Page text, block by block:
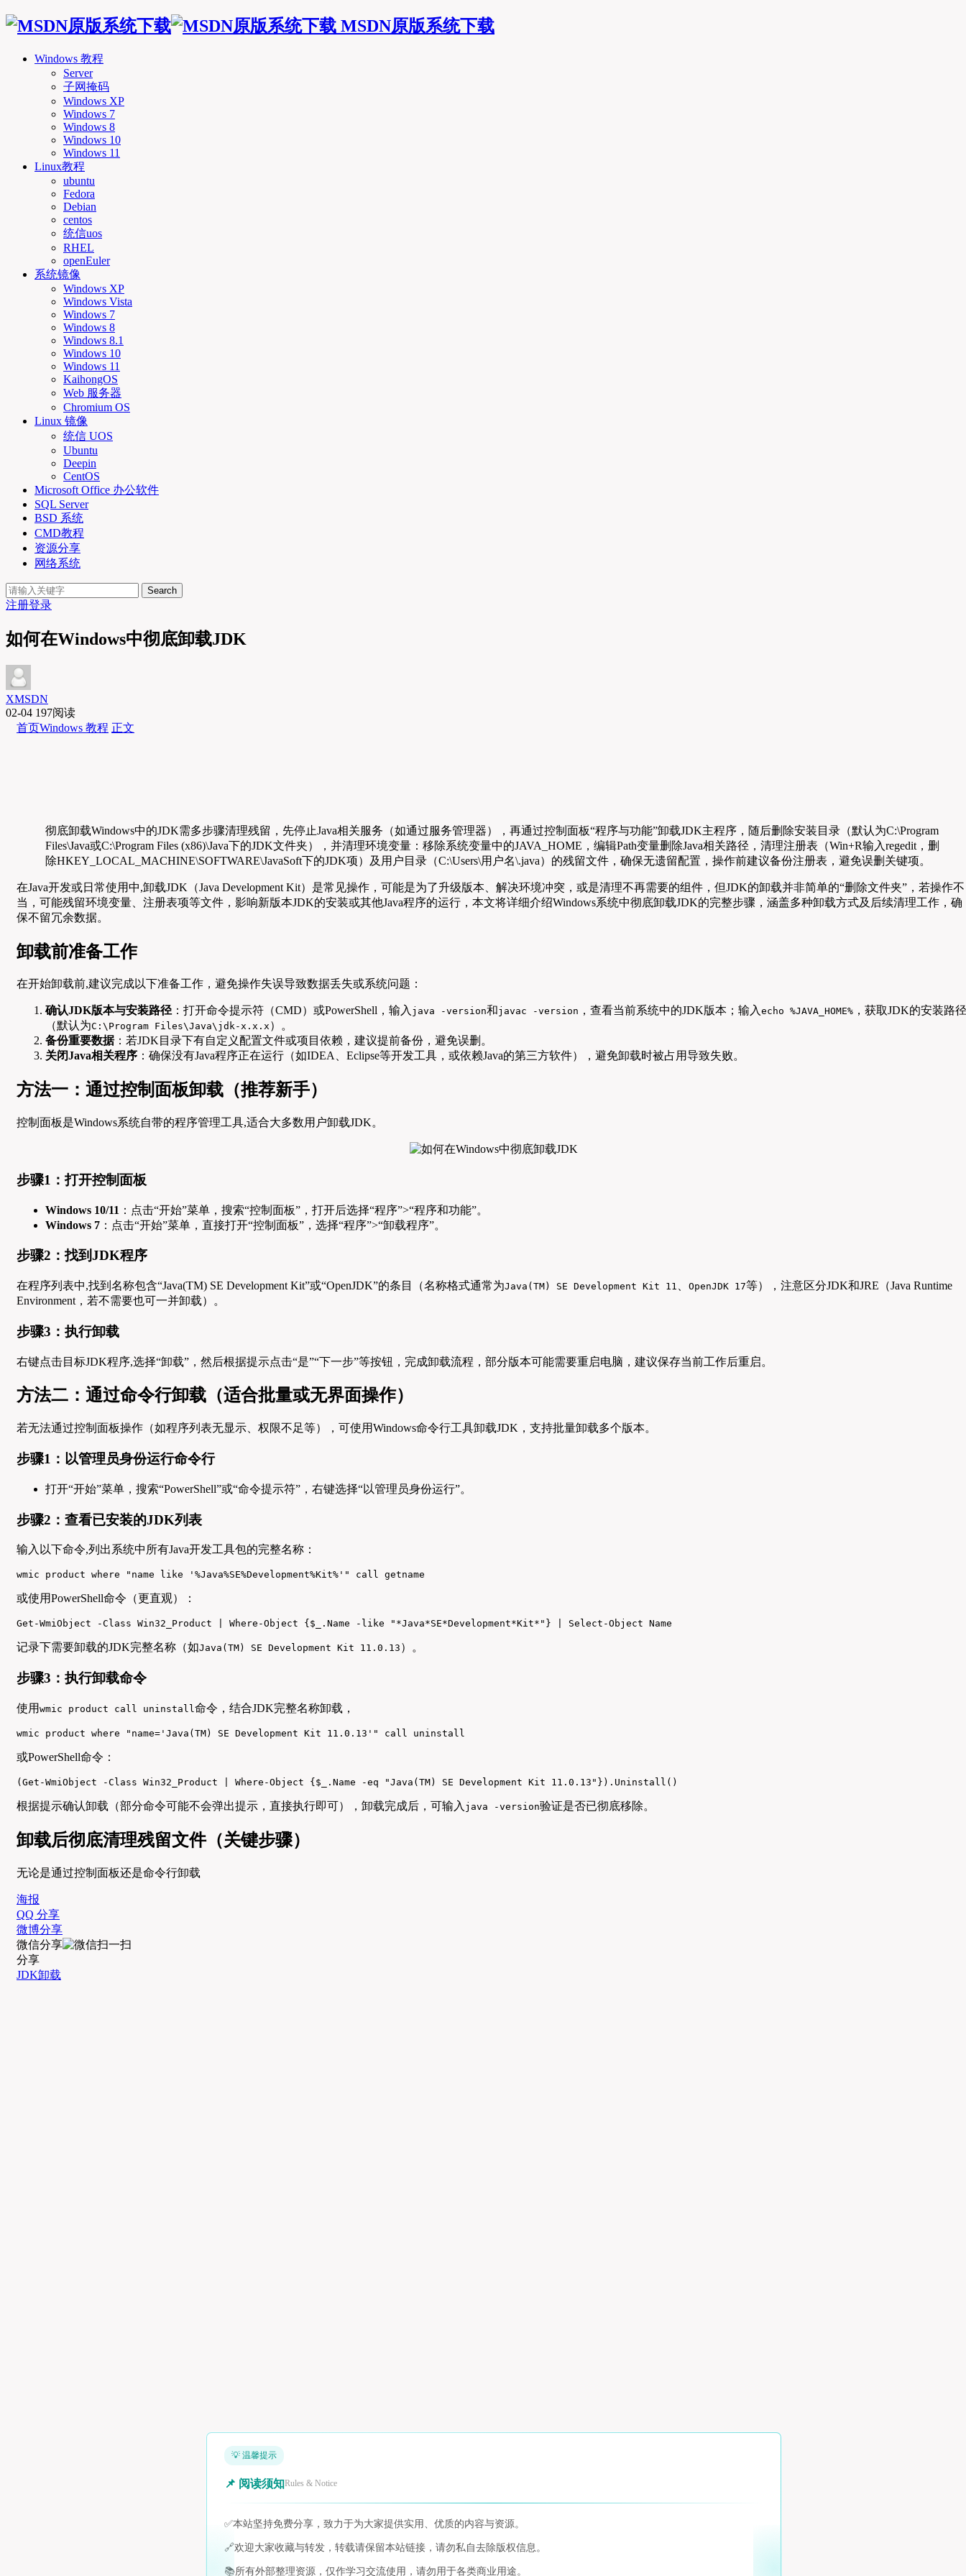
MSDN原版系统下载
Windows 教程
Server
子网掩码
Windows XP
Windows 7
Windows 8
Windows 10
Windows 11
Linux教程
ubuntu
Fedora
Debian
centos
统信uos
RHEL
openEuler
系统镜像
Windows XP
Windows Vista
Windows 7
Windows 8
Windows 8.1
Windows 10
Windows 11
KaihongOS
Web 服务器
Chromium OS
Linux 镜像
统信 UOS
Ubuntu
Deepin
CentOS
Microsoft Office 办公软件
SQL Server
BSD 系统
CMD教程
资源分享
网络系统
Search
注册登录
如何在Windows中彻底卸载JDK
XMSDN
02-04 197阅读
首页Windows 教程 正文
彻底卸载Windows中的JDK需多步骤清理残留，先停止Java相关服务（如通过服务管理器），再通过控制面板“程序与功能”卸载JDK主程序，随后删除安装目录（默认为C:\Program
Files\Java或C:\Program Files (x86)\Java下的JDK文件夹），并清理环境变量：移除系统变量中的JAVA_HOME，编辑Path变量删除Java相关路径，清理注册表（Win+R输入regedit，删
除HKEY_LOCAL_MACHINE\SOFTWARE\JavaSoft下的JDK项）及用户目录（C:\Users\用户名\.java）的残留文件，确保无遗留配置，操作前建议备份注册表，避免误删关键项。
在Java开发或日常使用中,卸载JDK（Java Development Kit）是常见操作，可能是为了升级版本、解决环境冲突，或是清理不再需要的组件，但JDK的卸载并非简单的“删除文件夹”，若操作不
当，可能残留环境变量、注册表项等文件，影响新版本JDK的安装或其他Java程序的运行，本文将详细介绍Windows系统中彻底卸载JDK的完整步骤，涵盖多种卸载方式及后续清理工作，确
保不留冗余数据。
卸载前准备工作
在开始卸载前,建议完成以下准备工作，避免操作失误导致数据丢失或系统问题：
确认JDK版本与安装路径：打开命令提示符（CMD）或PowerShell，输入 java -version和javac -version ，查看当前系统中的JDK版本；输入echo %JAVA_HOME% ，获取JDK的安装路径
（默认为C:\Program Files\Java\jdk-x.x.x ）。
备份重要数据：若JDK目录下有自定义配置文件或项目依赖，建议提前备份，避免误删。
关闭Java相关程序 ：确保没有Java程序正在运行（如IDEA、Eclipse等开发工具，或依赖Java的第三方软件），避免卸载时被占用导致失败。
方法一：通过控制面板卸载（推荐新手）
控制面板是Windows系统自带的程序管理工具,适合大多数用户卸载JDK。
步骤1：打开控制面板
Windows 10/11 ：点击“开始”菜单，搜索“控制面板”，打开后选择“程序”>“程序和功能”。
Windows 7 ：点击“开始”菜单，直接打开“控制面板”，选择“程序”>“卸载程序”。
步骤2：找到JDK程序
在程序列表中,找到名称包含“Java(TM) SE Development Kit”或“OpenJDK”的条目（名称格式通常为Java(TM) SE Development Kit 11 OpenJDK 17等），注意区分JDK和JRE（Java Runtime
Environment，若不需要也可一并卸载）。
步骤3：执行卸载
右键点击目标JDK程序,选择“卸载”，然后根据提示点击“是”“下一步”等按钮，完成卸载流程，部分版本可能需要重启电脑，建议保存当前工作后重启。
方法二：通过命令行卸载（适合批量或无界面操作）
若无法通过控制面板操作（如程序列表无显示、权限不足等），可使用Windows命令行工具卸载JDK，支持批量卸载多个版本。
步骤1：以管理员身份运行命令行
打开“开始”菜单，搜索“PowerShell”或“命令提示符”，右键选择“以管理员身份运行”。
步骤2：查看已安装的JDK列表
输入以下命令,列出系统中所有Java开发工具包的完整名称：
wmic product where "name like '%Java%SE%Development%Kit%'" call getname
或使用PowerShell命令（更直观）：
Get-WmiObject -Class Win32_Product | Where-Object {$_.Name -like "*Java*SE*Development*Kit*"} | Select-Object Name
记录下需要卸载的JDK完整名称（如Java(TM) SE Development Kit 11.0.13 ）。
步骤3：执行卸载命令
使用 wmic product call uninstall 命令，结合JDK完整名称卸载，
wmic product where "name='Java(TM) SE Development Kit 11.0.13'" call uninstall
或PowerShell命令：
(Get-WmiObject -Class Win32_Product | Where-Object {$_.Name -eq "Java(TM) SE Development Kit 11.0.13"}).Uninstall()
根据提示确认卸载（部分命令可能不会弹出提示，直接执行即可），卸载完成后，可输入 java -version验证是否已彻底移除。
卸载后彻底清理残留文件（关键步骤）
无论是通过控制面板还是命令行卸载
海报
QQ 分享
微博分享
微信分享
分享
JDK卸载
💡 温馨提示
📌 阅读须知Rules & Notice
✅本站坚持免费分享，致力于为大家提供实用、优质的内容与资源。
🔗欢迎大家收藏与转发，转载请保留本站链接，请勿私自去除版权信息。
📚所有外部整理资源，仅作学习交流使用，请勿用于各类商业用途。